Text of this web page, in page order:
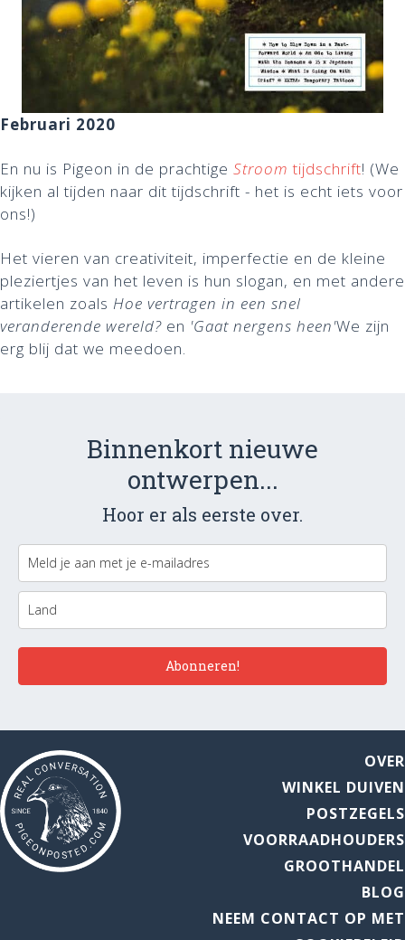
Februari 2020
En nu is Pigeon in de prachtige Stroom tijdschrift! (We
kijken al tijden naar dit tijdschrift - het is echt iets voor
ons!)
Het vieren van creativiteit, imperfectie en de kleine
pleziertjes van het leven is hun slogan, en met andere
artikelen zoals Hoe vertragen in een snel
veranderende wereld? en 'Gaat nergens heen'We zijn
erg blij dat we meedoen.
Binnenkort nieuwe
ontwerpen...
Hoor er als eerste over.
Abonneren!
OVER
WINKEL DUIVEN
POSTZEGELS
VOORRAADHOUDERS
GROOTHANDEL
BLOG
NEEM CONTACT OP MET